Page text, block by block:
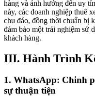
hàng và ảnh hưởng đến uy
này, các doanh nghiệp thuê
chu đáo, đồng thời chuẩn bị
đảm bảo một trải nghiệm sử
khách hàng.
III. Hành Trình
1. WhatsApp: Chinh
sự thuận tiện